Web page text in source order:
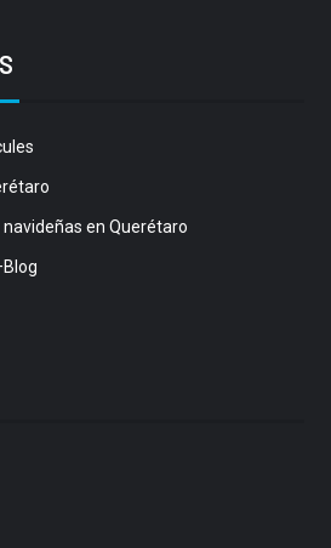
en Querétaro